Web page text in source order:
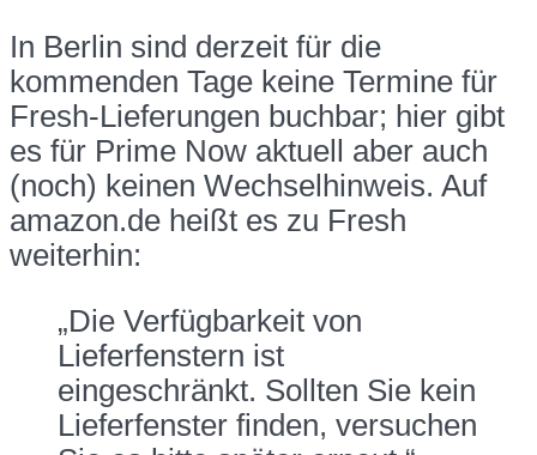
In Berlin sind derzeit für die
kommenden Tage keine Termine für
Fresh-Lieferungen buchbar; hier gibt
es für Prime Now aktuell aber auch
(noch) keinen Wechselhinweis. Auf
amazon.de heißt es zu Fresh
weiterhin:
„Die Verfügbarkeit von
Lieferfenstern ist
eingeschränkt. Sollten Sie kein
Lieferfenster finden, versuchen